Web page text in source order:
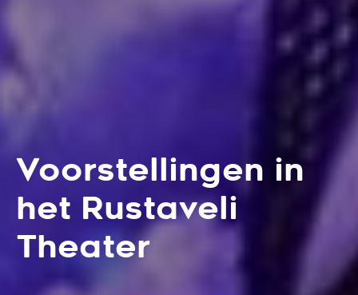
Voorstellingen in
het Rustaveli
Theater